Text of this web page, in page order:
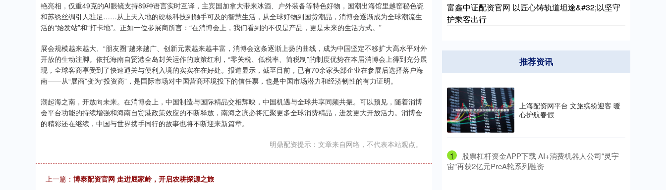
艳亮相，仅重49克的AI眼镜支持89种语言实时互译，主宾国加拿大带来冰酒、户外装备等特色好物，国潮出海馆里越窑秘色瓷
和苏绣丝绸引人驻足……从上天入地的硬核科技到触手可及的智慧生活，从全球好物到国货潮品，消博会逐渐成为全球潮流生
活的“始发站”和“打卡地”。正如一位参展商所言：“在消博会上，我们看到的不仅是产品，更是未来的生活方式。”
展会规模越来越大、“朋友圈”越来越广、创新元素越来越丰富，消博会这条逐渐上扬的曲线，成为中国坚定不移扩大高水平对外
开放的生动注脚。依托海南自贸港全岛封关运作的政策红利，“零关税、低税率、简税制”的制度优势在本届消博会上得到充分展
现，全球客商享受到了快速通关与便利入境的实实在在好处。报道显示，截至目前，已有70余家头部企业在参展后选择落户海
南——从“展商”变为“投资商”，是国际市场对中国营商环境投下的信任票，也是中国市场潜力和经济韧性的有力证明。
潮起海之南，开放向未来。在消博会上，中国制造与国际精品交相辉映，中国机遇与全球共享同频共振。可以预见，随着消博
会平台功能的持续增强和海南自贸港政策效应的不断释放，南海之滨必将汇聚更多全球消费精品，迸发更大开放活力。消博会
的精彩还在继续，中国与世界携手同行的故事也将不断迎来新篇章。
明鼎配资提示：文章来自网络，不代表本站观点。
上一篇： 博泰配资官网 走进屈家岭，开启农耕探源之旅
富鑫中证配资官网 以匠心铸轨道坦途&#32;以坚守
护乘客出行
推荐资讯
上海配资网平台 文旅缤纷迎客 暖
心护航春假
1
​股票杠杆资金APP下载 AI+消费机器人公司“灵宇
宙”再获2亿元PreA轮系列融资